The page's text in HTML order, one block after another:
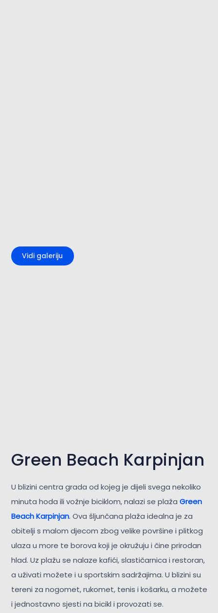
Vidi galeriju
Green Beach Karpinjan
U blizini centra grada od kojeg je dijeli svega nekoliko
minuta hoda ili vožnje biciklom, nalazi se plaža Green
Beach Karpinjan. Ova šljunčana plaža idealna je za
obitelji s malom djecom zbog velike površine i plitkog
ulaza u more te borova koji je okružuju i čine prirodan
hlad. Uz plažu se nalaze kafići, slastičarnica i restoran,
a uživati možete i u sportskim sadržajima. U blizini su
tereni za nogomet, rukomet, tenis i košarku, a možete
i jednostavno sjesti na bicikl i provozati se.